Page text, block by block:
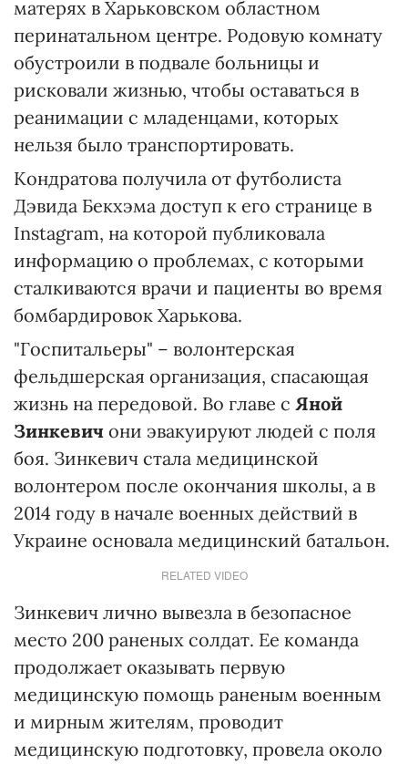
матерях в Харьковском областном
перинатальном центре. Родовую комнату
обустроили в подвале больницы и
рисковали жизнью, чтобы оставаться в
реанимации с младенцами, которых
нельзя было транспортировать.
Кондратова получила от футболиста
Дэвида Бекхэма доступ к его странице в
Instagram, на которой публиковала
информацию о проблемах, с которыми
сталкиваются врачи и пациенты во время
бомбардировок Харькова.
"Госпитальеры" – волонтерская
фельдшерская организация, спасающая
жизнь на передовой. Во главе с Яной
Зинкевич они эвакуируют людей с поля
боя. Зинкевич стала медицинской
волонтером после окончания школы, а в
2014 году в начале военных действий в
Украине основала медицинский батальон.
RELATED VIDEO
Зинкевич лично вывезла в безопасное
место 200 раненых солдат. Ее команда
продолжает оказывать первую
медицинскую помощь раненым военным
и мирным жителям, проводит
медицинскую подготовку, провела около